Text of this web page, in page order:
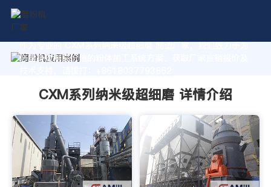
作为专业的 CXM系列纳米级超细磨 制造厂家，我们致力于为
您量身定制高价值的粉体加工系统方案。获取厂家直销报价及
CXM系列纳米级超细磨 详情介绍